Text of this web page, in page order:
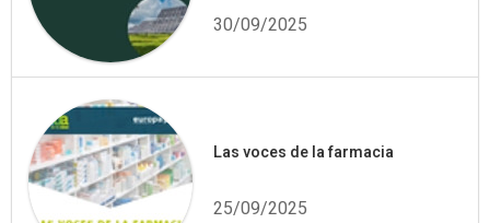
30/09/2025
Las voces de la farmacia
25/09/2025